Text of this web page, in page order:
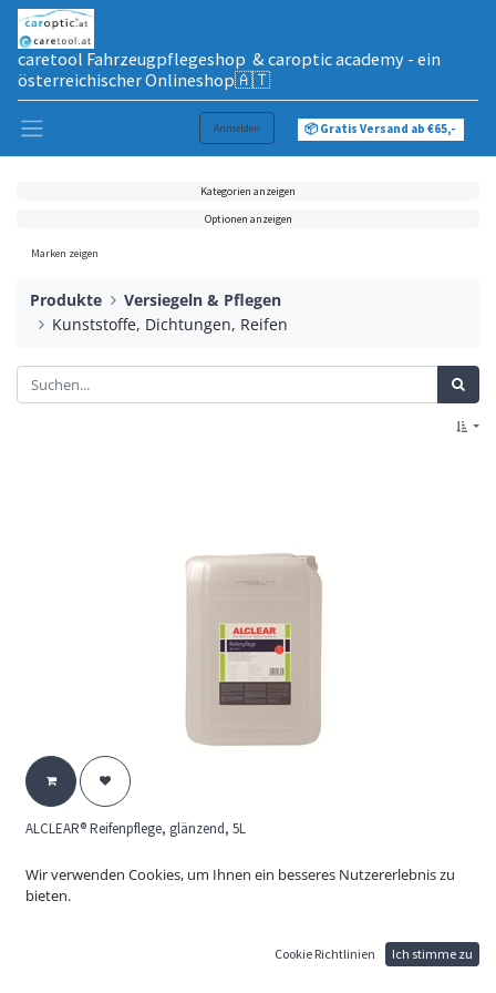
caretool Fahrzeugpflegeshop & caroptic academy - ein
österreichischer Onlineshop🇦🇹
Anmelden 📦 Gratis Versand ab €65,-
Kategorien anzeigen
Optionen anzeigen
Marken zeigen
Produkte
Versiegeln & Pflegen
Kunststoffe, Dichtungen, Reifen
ALCLEAR® Reifenpflege, glänzend, 5L
Erzeugt Glanz auf Gummi, Kunststoffteilen, Reifen und Türgummis
Pflege und Farbauffrischung zur Außenanwendung. Schnelle
Wir verwenden Cookies, um Ihnen ein besseres Nutzererlebnis zu
bieten.
Cookie Richtlinien Ich stimme zu